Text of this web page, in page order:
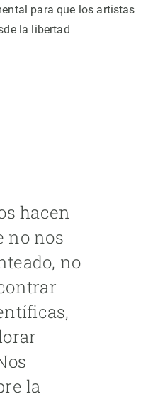
para que los artistas
la libertad
hacen
no nos
no
la